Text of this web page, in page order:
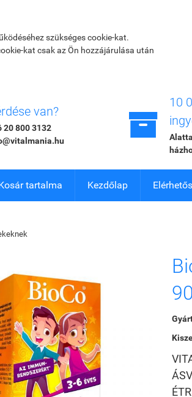
szükséges cookie-kat.
kat csak az Ön hozzájárulása után
van?
20 800 3132

10
tartalma Kezdőlap